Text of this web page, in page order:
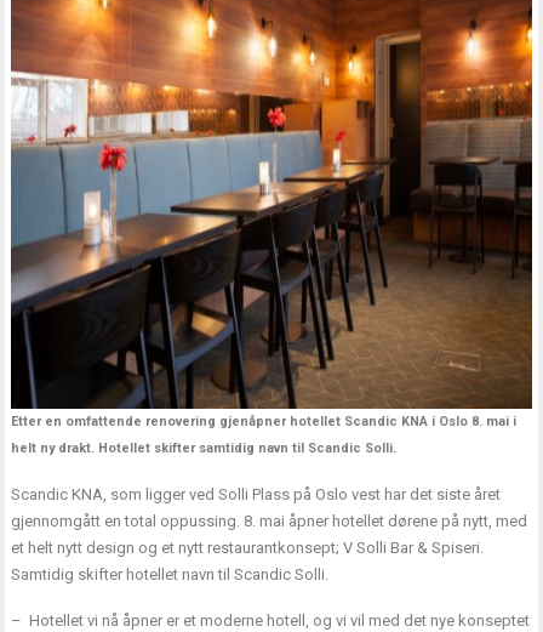
Etter en omfattende renovering gjenåpner hotellet Scandic KNA i Oslo 8. mai i
helt ny drakt. Hotellet skifter samtidig navn til Scandic Solli.
Scandic KNA, som ligger ved Solli Plass på Oslo vest har det siste året
gjennomgått en total oppussing. 8. mai åpner hotellet dørene på nytt, med
et helt nytt design og et nytt restaurantkonsept; V Solli Bar & Spiseri.
Samtidig skifter hotellet navn til Scandic Solli.
– Hotellet vi nå åpner er et moderne hotell, og vi vil med det nye konseptet